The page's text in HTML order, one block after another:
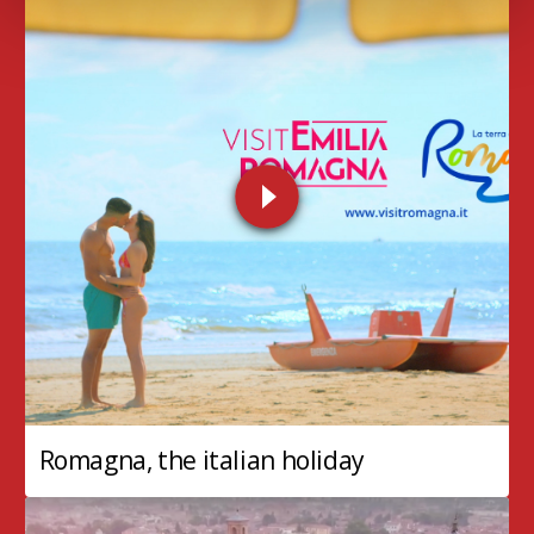
Romagna, the italian holiday